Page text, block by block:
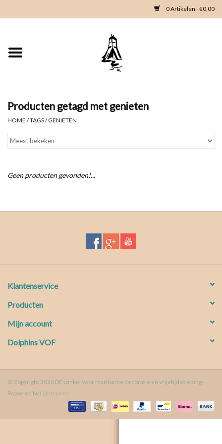
0 Artikelen - €0,00
Home
Kleding
Producten getagd met genieten
HOME /TAGS/GENIETEN
Geen producten gevonden!...
Klantenservice
Producten
Mijn account
Dolphins VOF
© Copyright 2026 DE winkel voor maritieme decoratie en vrijetijdskleding -
Powered by Lightspeed